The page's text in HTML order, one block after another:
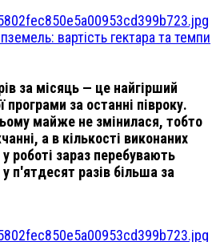
вартість гектара та темпи
за місяць — це найгірший
за останні півроку.
майже не змінилася, тобто
а в кількості виконаних
роботі зараз перебувають
п'ятдесят разів більша за